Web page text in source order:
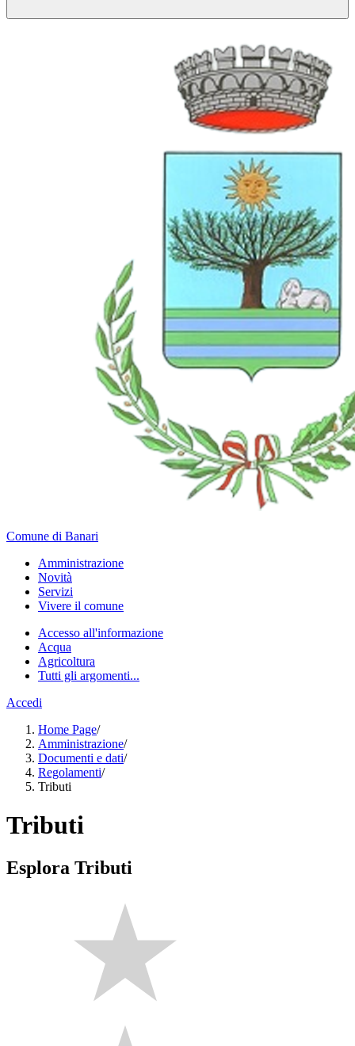
Comune di Banari
Amministrazione
Novità
Servizi
Vivere il comune
Accesso all'informazione
Acqua
Agricoltura
Tutti gli argomenti...
Accedi
Home Page/
Amministrazione/
Documenti e dati/
Regolamenti/
Tributi
Tributi
Esplora Tributi